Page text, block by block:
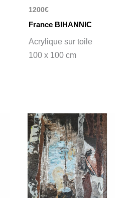
1200€
France BIHANNIC
Acrylique sur toile
100 x 100 cm